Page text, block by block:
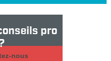
pro
nous